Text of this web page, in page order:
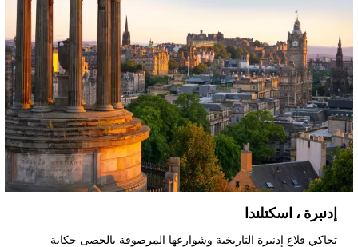
إدنبرة ، اسكتلندا
تحاكي قلاع إدنبرة التاريخية وشوارعها المرصوفة بالحصى حكاية